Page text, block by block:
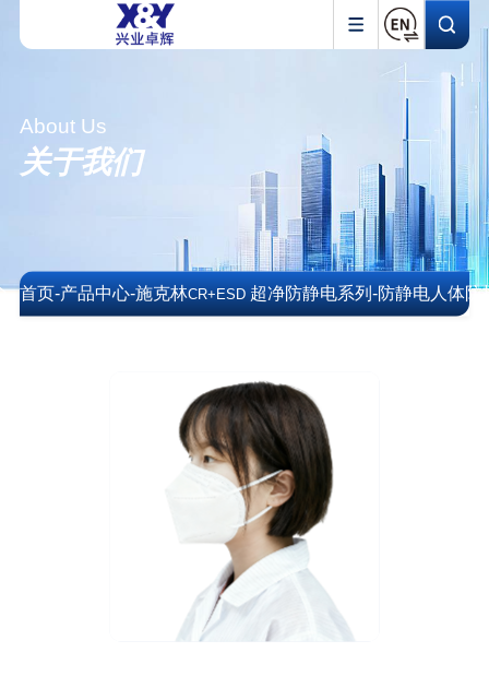
About Us
关于我们
首页-产品中心-施克林CR+ESD超净防静电系列-防静电人体防